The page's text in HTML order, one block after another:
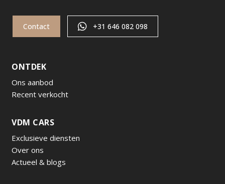
Contact +31 646 082 098
ONTDEK
Ons aanbod
Recent verkocht
VDM CARS
Exclusieve diensten
Over ons
Actueel & blogs